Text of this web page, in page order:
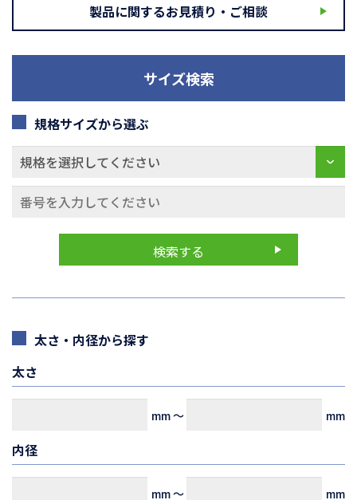
製品に関するお見積り・ご相談
サイズ検索
規格サイズから選ぶ
太さ・内径から探す
太さ
mm～ mm
内径
mm～ mm